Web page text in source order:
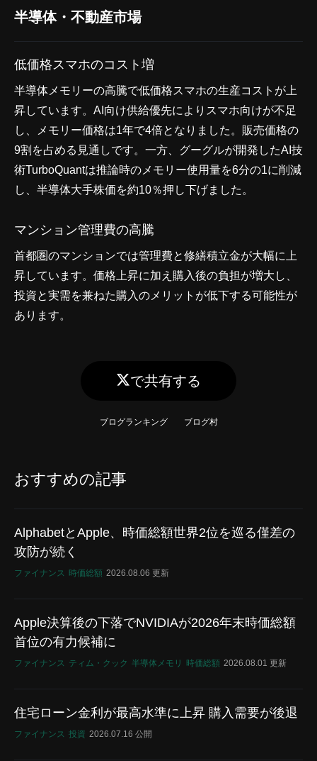
半導体・不動産市場
低価格スマホのコスト増
半導体メモリーの高騰で低価格スマホの生産コストが上
昇しています。AI向け供給優先によりスマホ向けが不足
し、メモリー価格は1年で4倍となりました。販売価格の
9割を占める見通しです。一方、グーグルが開発したAI技
術TurboQuantは推論時のメモリー使用量を6分の1に削減
し、半導体大手株価を約10％押し下げました。
マンション管理費の高騰
首都圏のマンションでは管理費と修繕積立金が大幅に上
昇しています。価格上昇に加え購入後の負担が増大し、
投資と実需を兼ねた購入のメリットが低下する可能性が
あります。
で共有する
ブログランキング ブログ村
おすすめの記事
AlphabetとApple、時価総額世界2位を巡る僅差の
攻防が続く
ファイナンス 時価総額 2026.08.06 更新
Apple決算後の下落でNVIDIAが2026年末時価総額
首位の有力候補に
ファイナンス ティム・クック 半導体メモリ 時価総額 2026.08.01 更新
住宅ローン金利が最高水準に上昇 購入需要が後退
ファイナンス 投資 2026.07.16 公開